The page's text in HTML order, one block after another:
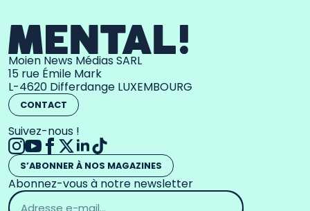
Moien News Médias SARL
15 rue Émile Mark
L-4620 Differdange LUXEMBOURG
CONTACT
Suivez-nous !
S’ABONNER À NOS MAGAZINES
Abonnez-vous à notre newsletter
Adresse
email